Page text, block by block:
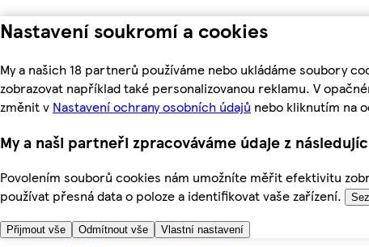
Nastavení soukromí a cookies
My a našich 18 partnerů používáme nebo ukládáme soubory
zobrazovat například také personalizovanou reklamu. V
změnit v Nastavení ochrany osobních údajů nebo kliknutím na
My a naši partneři zpracováváme údaje z
Povolením souborů cookies nám umožníte měřit efektivitu
používat přesná data o poloze a identifikovat vaše zařízení.
Přijmout vše Odmítnout vše Vlastní nastavení